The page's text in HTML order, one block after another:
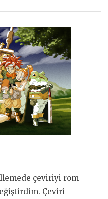
çeviriyi rom
Çeviri